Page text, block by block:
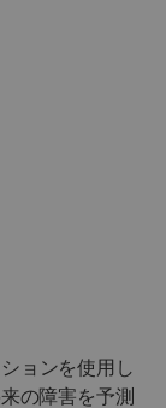
ョンを使用し
の障害を予測